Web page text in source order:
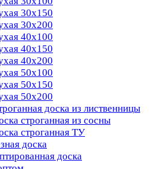
30х150
30х200
40х100
40х150
40х200
50х100
50х150
50х200
доска из лиственницы
строганная из сосны
строганная ТУ
доска
доска